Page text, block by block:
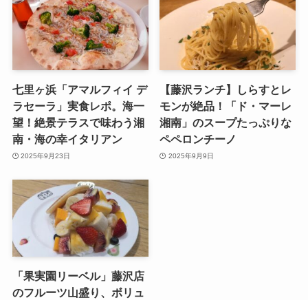
七里ヶ浜「アマルフィイ デ
ラセーラ」実食レポ。海一
望！絶景テラスで味わう湘
南・海の幸イタリアン
2025年9月23日
【藤沢ランチ】しらすとレ
モンが絶品！「ド・マーレ
湘南」のスープたっぷりな
ペペロンチーノ
2025年9月9日
「果実園リーベル」藤沢店
のフルーツ山盛り、ボリュ